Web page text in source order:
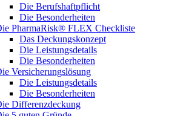
Die Berufshaftpflicht
Die Besonderheiten
PharmaRisk® FLEX Checkliste
Das Deckungskonzept
Die Leistungsdetails
Die Besonderheiten
Versicherungslösung
Die Leistungsdetails
Die Besonderheiten
Differenzdeckung